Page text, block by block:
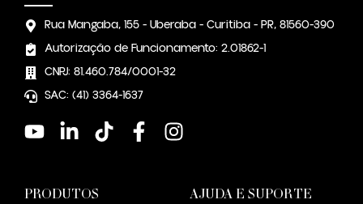
Rua Mangaba, 155 - Uberaba - Curitiba - PR, 81560-390
Autorização de Funcionamento: 2.01862-1
CNPJ: 81.460.784/0001-32
SAC: (41) 3364-1637
PRODUTOS AJUDA E SUPORTE